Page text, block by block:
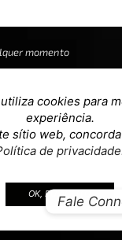
momento
Loja 39. Todos os
cookies para
experiência.
sítio web,
de privacidade
OK, EU ACEITO.
Fale